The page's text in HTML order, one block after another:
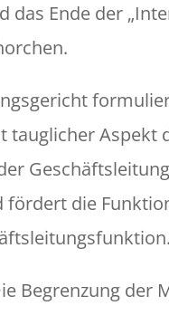
das Ende der
tauglicher Aspekt
fördert die
Begrenzung der